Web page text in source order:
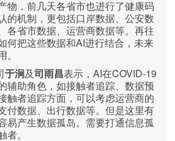
物，前几天各省市也进行了健康码
的机制，更包括口岸数据、公安数
各省市数据、运营商数据等。再往
何把这些数据和AI进行结合，未来
。
于涧 及司雨昌表示， AI在COVID-19
辅助角色，如接触者追踪、数据预
触者追踪方面，可以考虑运营商的
付数据、出行数据等。但是这里有
易产生数据孤岛。需要打通信息孤
者。